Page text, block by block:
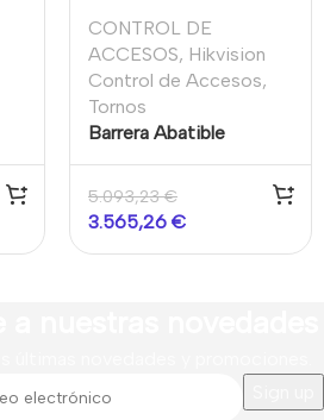
CONTROL DE
ACCESOS, Hikvision
Control de Accesos,
Tornos
Barrera Abatible
5.093,23€
3.565,26 €